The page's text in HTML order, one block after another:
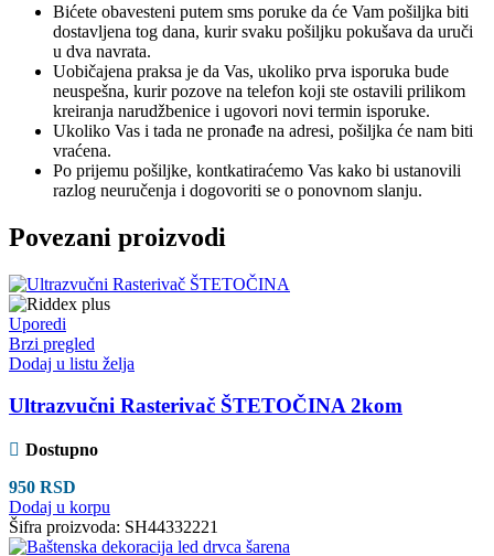
Bićete obavesteni putem sms poruke da će Vam pošiljka biti
dostavljena tog dana, kurir svaku pošiljku pokušava da uruči
u dva navrata.
Uobičajena praksa je da Vas, ukoliko prva isporuka bude
neuspešna, kurir pozove na telefon koji ste ostavili prilikom
kreiranja narudžbenice i ugovori novi termin isporuke.
Ukoliko Vas i tada ne pronađe na adresi, pošiljka će nam biti
vraćena.
Po prijemu pošiljke, kontkatiraćemo Vas kako bi ustanovili
razlog neuručenja i dogovoriti se o ponovnom slanju.
Povezani proizvodi
Uporedi
Brzi pregled
Dodaj u listu želja
Ultrazvučni Rasterivač ŠTETOČINA 2kom
Dostupno
950 RSD
Dodaj u korpu
Šifra proizvoda: SH44332221